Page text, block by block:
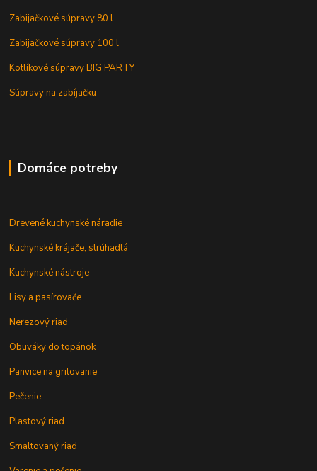
Zabijačkové súpravy 80 l
Zabijačkové súpravy 100 l
Kotlíkové súpravy BIG PARTY
Súpravy na zabíjačku
Domáce potreby
Drevené kuchynské náradie
Kuchynské krájače, strúhadlá
Kuchynské nástroje
Lisy a pasírovače
Nerezový riad
Obuváky do topánok
Panvice na grilovanie
Pečenie
Plastový riad
Smaltovaný riad